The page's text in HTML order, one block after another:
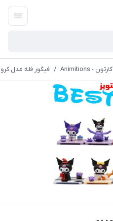
کارتون - Animitions / فیگور فله مدل کرومی